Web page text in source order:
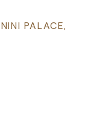
PALACE,